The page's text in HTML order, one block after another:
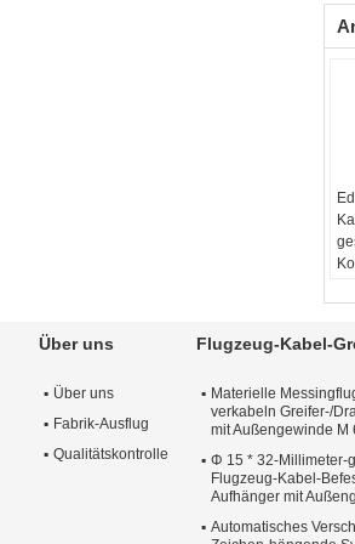
Über uns
Über uns
Fabrik-Ausflug
Qualitätskontrolle
Flugzeug-Kabel-
Materielle
verkabeln Greifer-/
mit Außengewinde M
Φ 15 * 32-Millimeter-
Flugzeug-Kabel-
Aufhänger mit
Automatisches